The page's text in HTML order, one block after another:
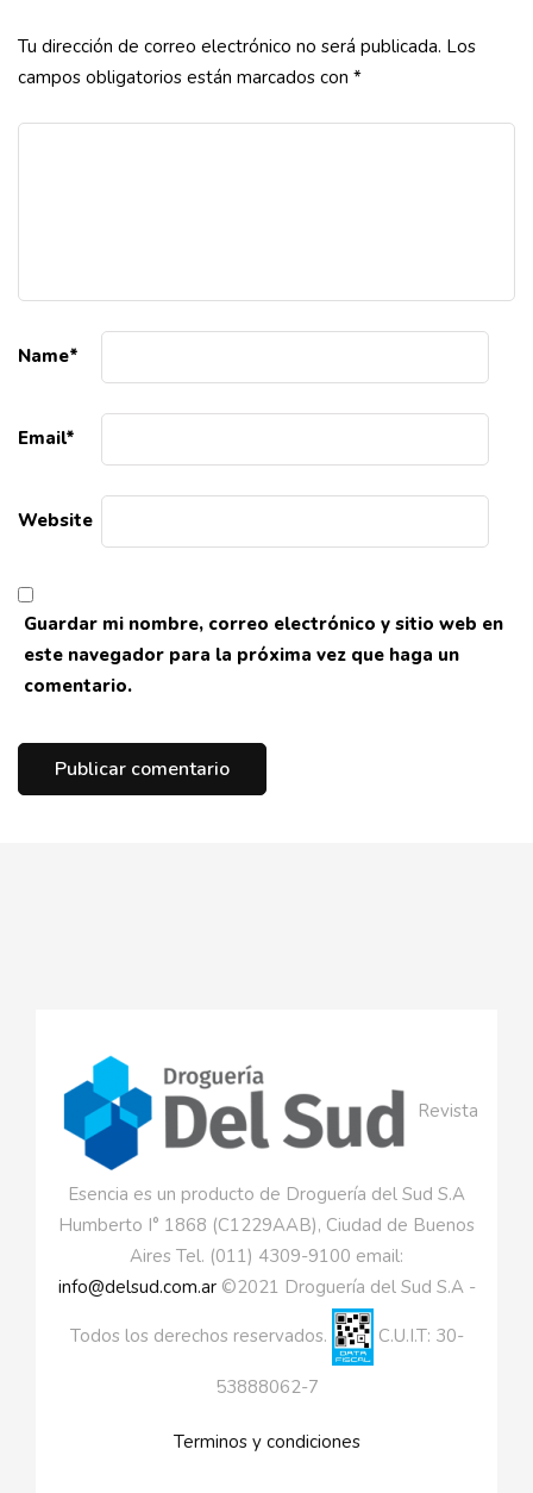
Tu dirección de correo electrónico no será publicada. Los
campos obligatorios están marcados con *
Name*
Email*
Website
Guardar mi nombre, correo electrónico y sitio web en
este navegador para la próxima vez que haga un
comentario.
Revista
Esencia es un producto de Droguería del Sud S.A
Humberto I° 1868 (C1229AAB), Ciudad de Buenos
Aires Tel. (011) 4309-9100 email:
info@delsud.com.ar©2021 Droguería del Sud S.A -
Todos los derechos reservados. C.U.I.T: 30-
53888062-7
Terminos y condiciones